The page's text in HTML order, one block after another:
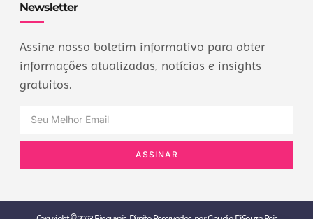
Newsletter
Assine nosso boletim informativo para obter
informações atualizadas, notícias e insights
gratuitos.
ASSINAR